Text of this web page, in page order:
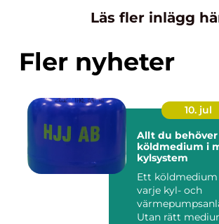
Läs fler inlägg
Fler nyheter
10. jul
Allt du
köldmedium i
kylsystem
Ett
varje kyl- och
Utan rätt